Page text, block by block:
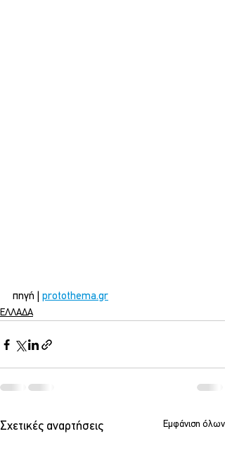
πηγή | protothema.gr
ΕΛΛΑΔΑ
Σχετικές αναρτήσεις Εμφάνιση όλων